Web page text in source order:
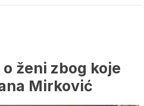
ženi zbog koje
Mirković